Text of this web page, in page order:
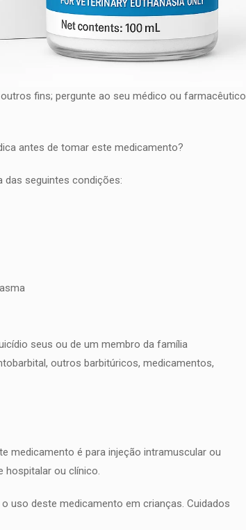
fins; pergunte ao seu médico ou farmacêutico
antes de tomar este medicamento?
das seguintes condições:
seus ou de um membro da família
outros barbitúricos, medicamentos,
medicamento é para injeção intramuscular ou
hospitalar ou clínico.
uso deste medicamento em crianças. Cuidados